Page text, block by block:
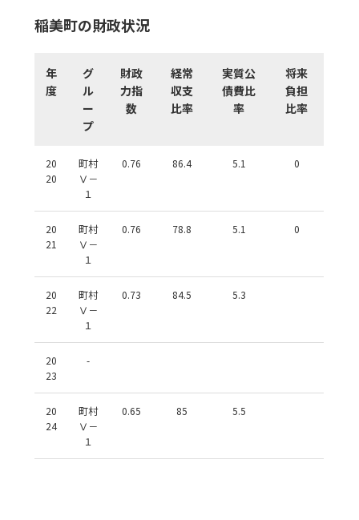
稲美町の財政状況
年
度
グ
ル
ー
プ
財政
力指
数
経常
収支
比率
実質公
債費比
率
将来
負担
比率
20
20
町村
Ⅴ－
１
0.76 86.4 5.1 0
20
21
町村
Ⅴ－
１
0.76 78.8 5.1 0
20
22
町村
Ⅴ－
１
0.73 84.5 5.3
20
23
-
20
24
町村
Ⅴ－
１
0.65 85 5.5